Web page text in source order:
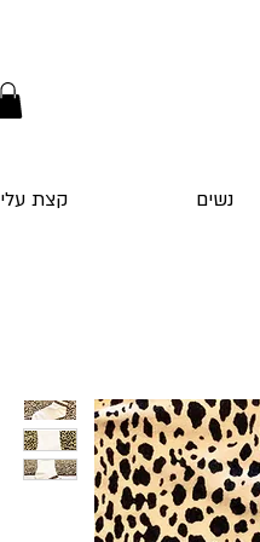
קצת עלי נשים